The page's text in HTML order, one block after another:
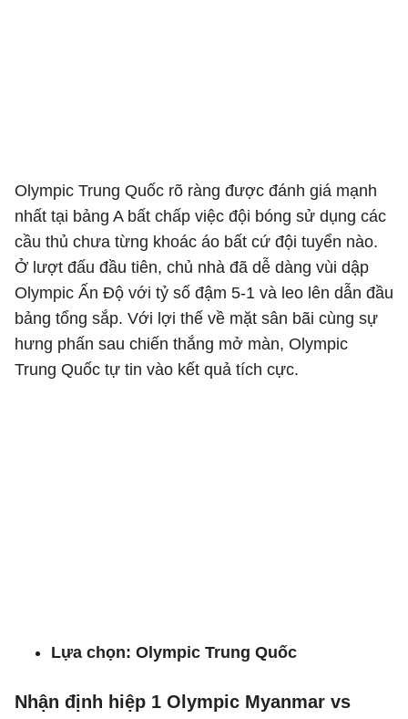
Olympic Trung Quốc rõ ràng được đánh giá mạnh
nhất tại bảng A bất chấp việc đội bóng sử dụng các
cầu thủ chưa từng khoác áo bất cứ đội tuyển nào.
Ở lượt đấu đầu tiên, chủ nhà đã dễ dàng vùi dập
Olympic Ấn Độ với tỷ số đậm 5-1 và leo lên dẫn đầu
bảng tổng sắp. Với lợi thế về mặt sân bãi cùng sự
hưng phấn sau chiến thắng mở màn, Olympic
Trung Quốc tự tin vào kết quả tích cực.
Lựa chọn: Olympic Trung Quốc
Nhận định hiệp 1 Olympic Myanmar vs